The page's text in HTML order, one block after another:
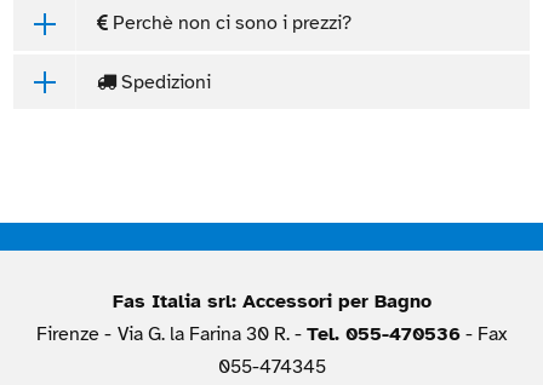
Perchè non ci sono i prezzi?
Spedizioni
Fas Italia srl: Accessori per Bagno
Firenze - Via G. la Farina 30 R. - Tel. 055-470536 - Fax
055-474345